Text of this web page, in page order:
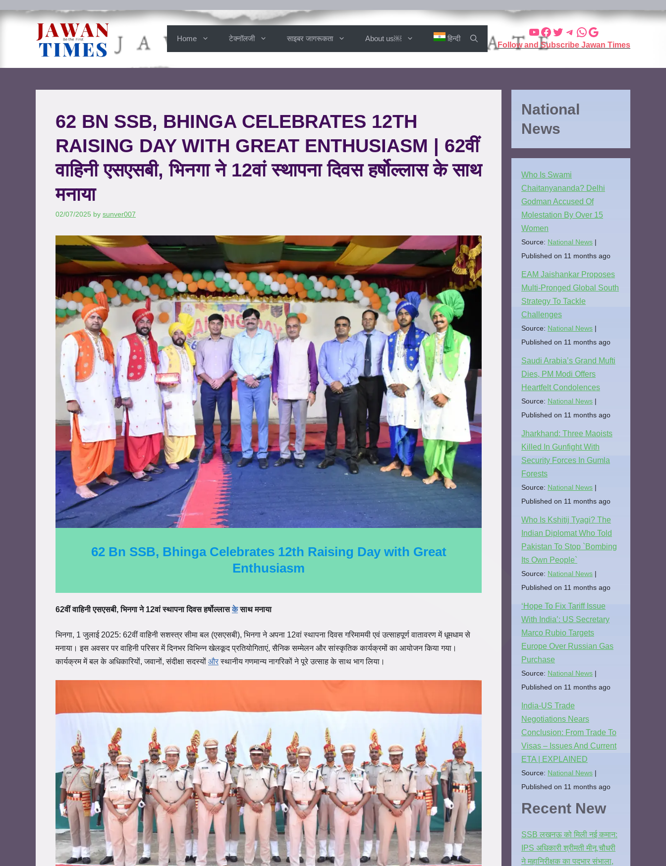
Home टेक्नॉलजी साइबर जागरूकता About us￼ हिन्दी
Follow and Subscribe Jawan Times
62 BN SSB, BHINGA CELEBRATES 12TH
RAISING DAY WITH GREAT ENTHUSIASM | 62वीं
वाहिनी एसएसबी, भिनगा ने 12वां स्थापना दिवस हर्षोल्लास के साथ
मनाया
02/07/2025 by sunver007
62 Bn SSB, Bhinga Celebrates 12th Raising Day with Great
Enthusiasm
62वीं वाहिनी एसएसबी, भिनगा ने 12वां स्थापना दिवस हर्षोल्लासकेसाथ मनाया
भिनगा, 1 जुलाई 2025: 62वीं वाहिनी सशस्त्र सीमा बल (एसएसबी), भिनगा ने अपना 12वां स्थापना दिवस गरिमामयी एवं उत्साहपूर्ण वातावरण में धूमधाम से
मनाया। इस अवसर पर वाहिनी परिसर में दिनभर विभिन्न खेलकूद प्रतियोगिताएं, सैनिक सम्मेलन और सांस्कृतिक कार्यक्रमों का आयोजन किया गया।
कार्यक्रम में बल के अधिकारियों, जवानों, संदीक्षा सदस्यों औरस्थानीय गणमान्य नागरिकों ने पूरे उत्साह के साथ भाग लिया।
National
News
Who Is Swami
Chaitanyananda? Delhi
Godman Accused Of
Molestation By Over 15
Women
Source: National News
Published on 11 months ago
EAM Jaishankar Proposes
Multi-Pronged Global South
Strategy To Tackle
Challenges
Source: National News
Published on 11 months ago
Saudi Arabia’s Grand Mufti
Dies, PM Modi Offers
Heartfelt Condolences
Source: National News
Published on 11 months ago
Jharkhand: Three Maoists
Killed In Gunfight With
Security Forces In Gumla
Forests
Source: National News
Published on 11 months ago
Who Is Kshitij Tyagi? The
Indian Diplomat Who Told
Pakistan To Stop `Bombing
Its Own People`
Source: National News
Published on 11 months ago
‘Hope To Fix Tariff Issue
With India’: US Secretary
Marco Rubio Targets
Europe Over Russian Gas
Purchase
Source: National News
Published on 11 months ago
India-US Trade
Negotiations Nears
Conclusion: From Trade To
Visas – Issues And Current
ETA | EXPLAINED
Source: National News
Published on 11 months ago
Recent New
SSB लखनऊ को मिली नई कमान:
IPS अधिकारी श्रीमती मीनू चौधरी
ने महानिरीक्षक का पदभार संभाला,